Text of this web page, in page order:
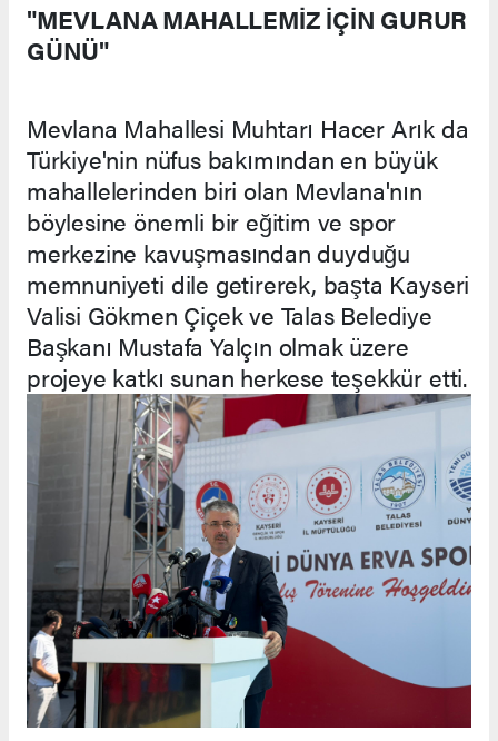
"MEVLANA MAHALLEMİZ İÇİN GURUR
GÜNÜ"
Mevlana Mahallesi Muhtarı Hacer Arık da
Türkiye'nin nüfus bakımından en büyük
mahallelerinden biri olan Mevlana'nın
böylesine önemli bir eğitim ve spor
merkezine kavuşmasından duyduğu
memnuniyeti dile getirerek, başta Kayseri
Valisi Gökmen Çiçek ve Talas Belediye
Başkanı Mustafa Yalçın olmak üzere
projeye katkı sunan herkese teşekkür etti.